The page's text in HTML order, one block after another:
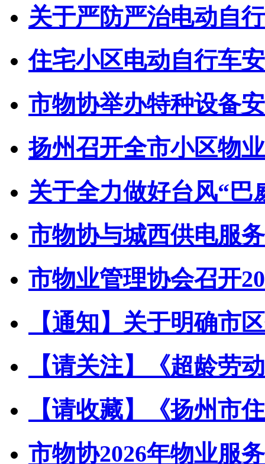
关于严防严治电动自
住宅小区电动自行车
市物协举办特种设备
扬州召开全市小区物
关于全力做好台风“巴
市物协与城西供电服
市物业管理协会召开
【通知】关于明确市
【请关注】《超龄劳
【请收藏】《扬州市
市物协2026年物业服